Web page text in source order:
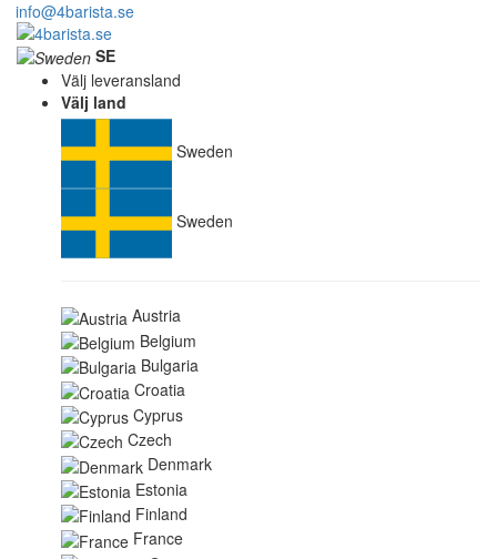
info@4barista.se
SE
Välj leveransland
Välj land
Sweden
Sweden
Austria
Belgium
Bulgaria
Croatia
Cyprus
Czech
Denmark
Estonia
Finland
France